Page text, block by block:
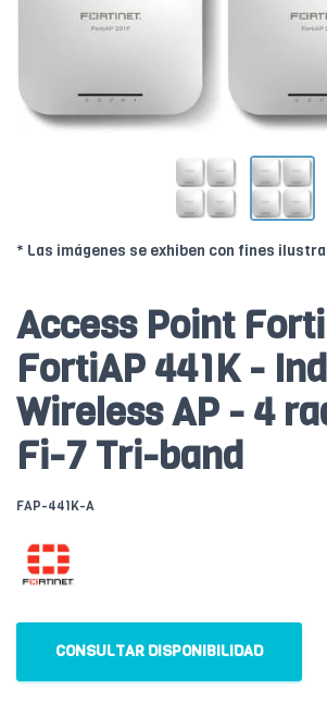
* Las imágenes se exhiben con fines
Access Point
FortiAP 441K -
Wireless AP - 4
Fi-7 Tri-band
FAP-441K-A
CONSULTAR DISPONIBILIDAD